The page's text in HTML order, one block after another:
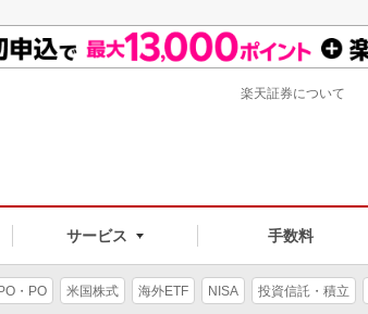
サービス 手数料
楽天証券について
・PO 米国株式 海外ETF NISA 投資信託・積立